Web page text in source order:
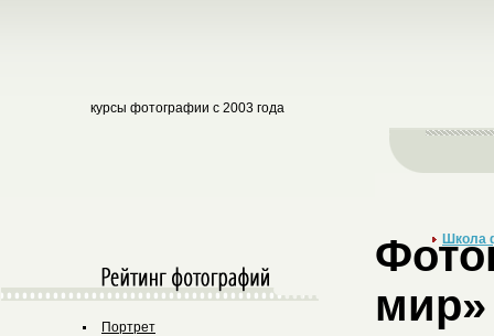
курсы фотографии с 2003 года
Школа
Портрет
мир»